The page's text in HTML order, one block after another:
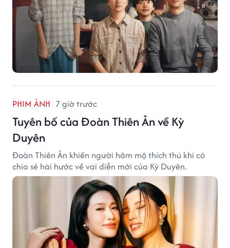
PHIM ẢNH 7 giờ trước
Tuyên bố của Đoàn Thiên Ân về Kỳ
Duyên
Đoàn Thiên Ân khiến người hâm mộ thích thú khi có
chia sẻ hài hước về vai diễn mới của Kỳ Duyên.